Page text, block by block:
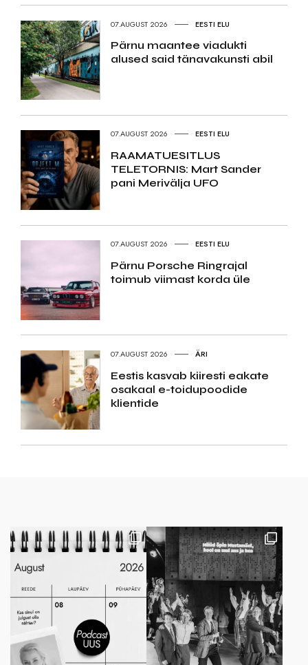
07.AUGUST 2026 EESTI ELU
Pärnu maantee viadukti
alused said tänavakunsti abil
07.AUGUST 2026 EESTI ELU
RAAMATUESITLUS
TELETORNIS: Mart Sander
pani Merivälja UFO
07.AUGUST 2026 EESTI ELU
Pärnu Porsche Ringrajal
toimub viimast korda üle
07.AUGUST 2026 ÄRI
Eestis kasvab kiiresti eakate
osakaal e-toidupoodide
klientide